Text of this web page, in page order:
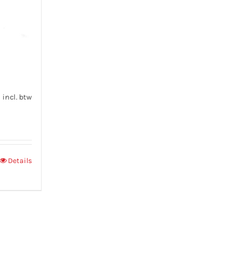
incl. btw
Details